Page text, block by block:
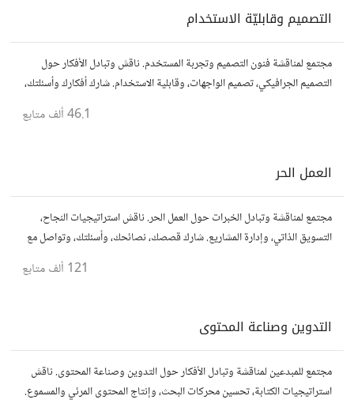
التصميم وقابليّة الاستخدام
مجتمع لمناقشة فنون التصميم وتجربة المستخدم. ناقش وتبادل الأفكار حول
التصميم الجرافيكي، تصميم الواجهات، وقابلية الاستخدام. شارك أفكارك وأسئلتك،
وتواصل مع مصممين ومتخصصين في تحسين تجربة المستخدم.
46.1 ألف متابع
العمل الحر
مجتمع لمناقشة وتبادل الخبرات حول العمل الحر. ناقش استراتيجيات النجاح،
التسويق الذاتي، وإدارة المشاريع. شارك قصصك، نصائحك، وأسئلتك، وتواصل مع
121 ألف متابع
التدوين وصناعة المحتوى
مجتمع للمبدعين لمناقشة وتبادل الأفكار حول التدوين وصناعة المحتوى. ناقش
استراتيجيات الكتابة، تحسين محركات البحث، وإنتاج المحتوى المرئي والمسموع.